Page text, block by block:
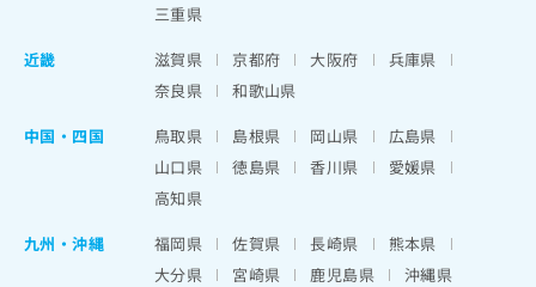
三重県
近畿
滋賀県 京都府 大阪府
兵庫県
奈良県
和歌山県
中国・四国
鳥取県 島根県 岡山県
広島県
山口県
徳島県 香川県
愛媛県
高知県
九州・沖縄
福岡県 佐賀県 長崎県
熊本県
大分県
宮崎県 鹿児島県 沖縄県